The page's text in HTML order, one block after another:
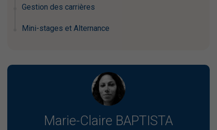
Gestion des carrières
Mini-stages et Alternance
Marie-Claire BAPTISTA